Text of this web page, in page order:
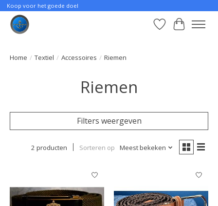
Koop voor het goede doel
Verlanglijst
Home / Textiel / Accessoires / Riemen
Riemen
Filters weergeven
2 producten Sorteren op Meest bekeken